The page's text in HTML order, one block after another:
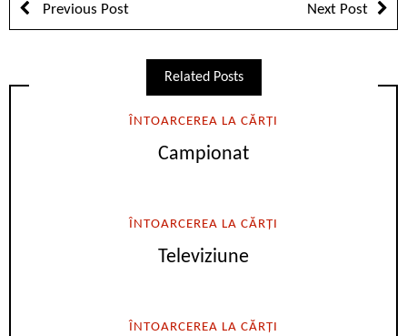
Previous Post Next Post
Related Posts
ÎNTOARCEREA LA CĂRȚI
Campionat
ÎNTOARCEREA LA CĂRȚI
Televiziune
ÎNTOARCEREA LA CĂRȚI